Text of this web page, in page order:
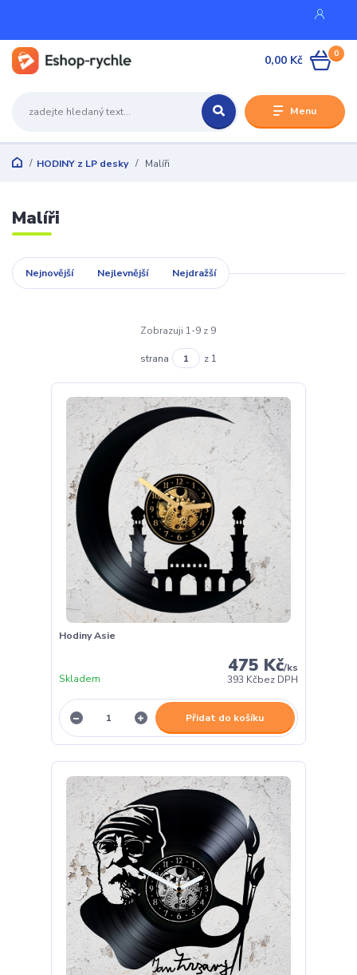
Menu
0
0,00 Kč
HODINY z LP desky Malíři
Malíři
Nejnovější Nejlevnější Nejdražší
Zobrazuji 1-9 z 9
strana z 1
Hodiny Asie
475 Kč/ks
393 Kčbez DPH
Skladem
Přidat do košíku